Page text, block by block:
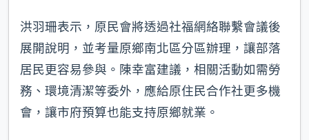
洪羽珊表示，原民會將透過社福網絡聯繫會議後
展開說明，並考量原鄉南北區分區辦理，讓部落
居民更容易參與。陳幸富建議，相關活動如需勞
務、環境清潔等委外，應給原住民合作社更多機
會，讓市府預算也能支持原鄉就業。